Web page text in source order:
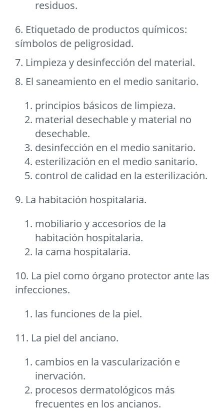
residuos.
6. Etiquetado de productos químicos:
símbolos de peligrosidad.
7. Limpieza y desinfección del material.
8. El saneamiento en el medio sanitario.
principios básicos de limpieza.
material desechable y material no
desechable.
desinfección en el medio sanitario.
esterilización en el medio sanitario.
control de calidad en la esterilización.
9. La habitación hospitalaria.
mobiliario y accesorios de la
habitación hospitalaria.
la cama hospitalaria.
10. La piel como órgano protector ante las
infecciones.
las funciones de la piel.
11. La piel del anciano.
cambios en la vascularización e
inervación.
procesos dermatológicos más
frecuentes en los ancianos.